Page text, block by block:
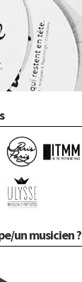
un musicien ?